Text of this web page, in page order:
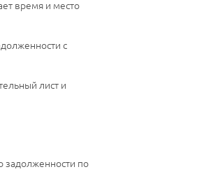
время и место
с
лист и
задолженности по